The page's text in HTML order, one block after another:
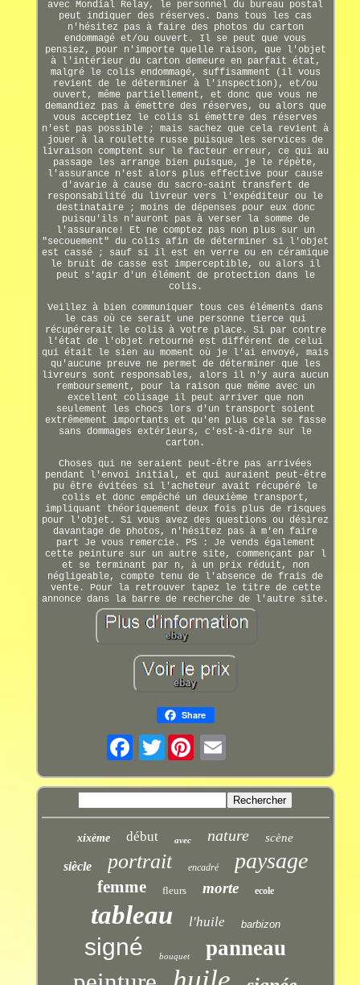
avec Mondial Relay, le personnel du bureau postal
peut indiquer des réserves. Dans tous les cas
n'hésitez pas à faire des photos du carton
endommagé et/ou ouvert. Il se peut que vous
pensiez, pour n'importe quelle raison, que l'objet
à l'intérieur du carton demeure en parfait état,
malgré le colis endommagé, suffisamment (il vous
revient de le déterminer à l'inspection), et/ou
ouvert, même partiellement, et donc que vous ne
demandiez pas à émettre des réserves, ou alors que
vous acceptiez le colis si émettre des réserves
n'est pas possible ; mais sachez que cela revient à
jouer à la roulette russe puisque les services de
livraison comptent sur le facteur erreur, ce qui au
passage les arrange bien puisque, je le répète,
l'assurance n'est alors plus effective pour cause
d'avarie à cause du sacro-saint transfert de
responsabilité du livreur vers l'expéditeur ou le
destinataire ; moins de dépenses pour eux donc
puisqu'ils n'auront pas à verser la somme de
l'assurance! Et ne comptez pas non plus sur un
"secouement" du colis afin de déterminer si l'objet
est cassé ; sauf si il est en verre ou en céramique
le bruit de casse est imperceptible, ou alors il
peut s'agir d'un élément de protection dans le
colis.
Veillez à bien communiquer tous ces éléments dans
le cas où ce serait une personne tierce qui
récupérerait le colis à votre place. Si par contre
l'état de l'objet retourné est différent de celui
qui était le sien au moment où je l'ai envoyé, mais
qu'aucune preuve ne permet de déterminer que les
livreurs sont responsables, alors il n'y aura aucun
remboursement, pour la raison que même avec un
excellent colisage il peut arriver que non
seulement les chocs lors d'un transport soient
extrêmement importants et qu'en plus cela se fasse
sans dommages extérieurs, c'est-à-dire sur le
carton.
Choses qui ne seraient peut-être pas arrivées
pendant l'envoi initial, et qui auraient peut-être
pu être évitées si l'acheteur avait récupéré le
colis et donc empêché un deuxième transport,
impliquant théoriquement deux fois plus de risques
pour l'objet. Si vous avez des questions ou désirez
davantage de photos, n'hésitez pas à m'en faire
part Je vous remercie. PS : Je vends également
cette peinture sur un autre site, commençant par l
et se terminant par n, à un prix réduit, non
négligeable, compte tenu de l'absence de frais de
vente. Pour la retrouver tapez le titre de cette
annonce dans la barre de recherche de l'autre site.
Share
Twitter
xixème début avec nature scène
siècle portrait encadré paysage
femme fleurs morte ecole
tableau l'huile barbizon
signé bouquet panneau